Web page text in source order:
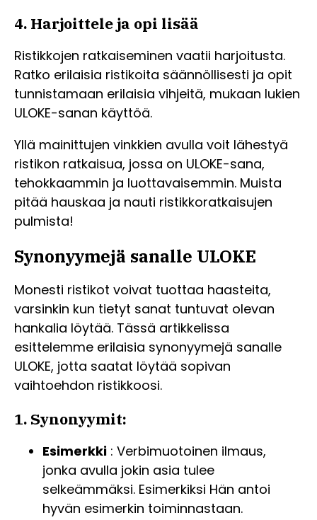
4. Harjoittele ja opi lisää
Ristikkojen ratkaiseminen vaatii harjoitusta.
Ratko erilaisia ristikoita säännöllisesti ja opit
tunnistamaan erilaisia vihjeitä, mukaan lukien
ULOKE-sanan käyttöä.
Yllä mainittujen vinkkien avulla voit lähestyä
ristikon ratkaisua, jossa on ULOKE-sana,
tehokkaammin ja luottavaisemmin. Muista
pitää hauskaa ja nauti ristikkoratkaisujen
pulmista!
Synonyymejä sanalle ULOKE
Monesti ristikot voivat tuottaa haasteita,
varsinkin kun tietyt sanat tuntuvat olevan
hankalia löytää. Tässä artikkelissa
esittelemme erilaisia synonyymejä sanalle
ULOKE, jotta saatat löytää sopivan
vaihtoehdon ristikkoosi.
1. Synonyymit:
Esimerkki : Verbimuotoinen ilmaus,
jonka avulla jokin asia tulee
selkeämmäksi. Esimerkiksi Hän antoi
hyvän esimerkin toiminnastaan.